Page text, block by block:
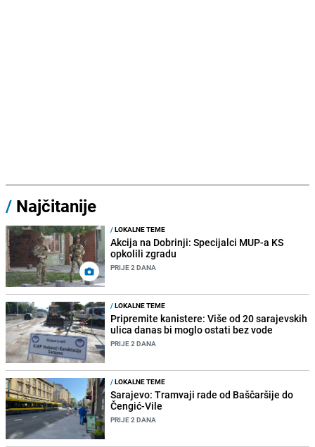
/ Najčitanije
/LOKALNE TEME
Akcija na Dobrinji: Specijalci MUP-a KS
opkolili zgradu
PRIJE 2 DANA
/LOKALNE TEME
Pripremite kanistere: Više od 20 sarajevskih
ulica danas bi moglo ostati bez vode
PRIJE 2 DANA
/LOKALNE TEME
Sarajevo: Tramvaji rade od Baščaršije do
Čengić-Vile
PRIJE 2 DANA